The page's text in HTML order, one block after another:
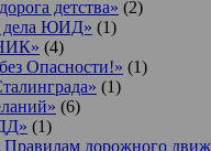
детства» (2)
дела ЮИД» (1)
(4)
Опасности!» (1)
(1)
(6)
(1)
Правилам дорожного